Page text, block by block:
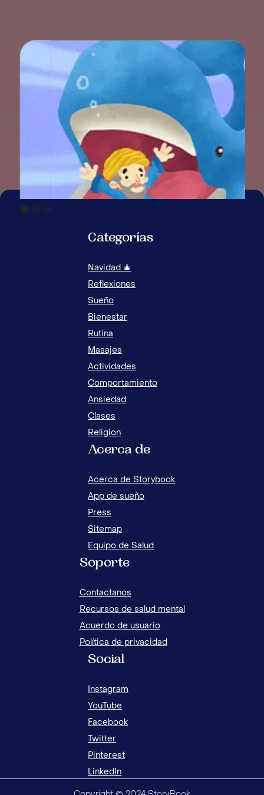
Categorías
Navidad 🎄
Reflexiones
Sueño
Bienestar
Rutina
Masajes
Actividades
Comportamiento
Ansiedad
Clases
Religion
Acerca de
Acerca de Storybook
App de sueño
Press
Sitemap
Equipo de Salud
Soporte
Contactanos
Recursos de salud mental
Acuerdo de usuario
Política de privacidad
Social
Instagram
YouTube
Facebook
Twitter
Pinterest
LinkedIn